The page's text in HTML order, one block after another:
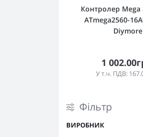
Контролер Mega
ATmega2560-
Diymore
1
У т.ч. ПДВ:
Фільтр
ВИРОБНИК